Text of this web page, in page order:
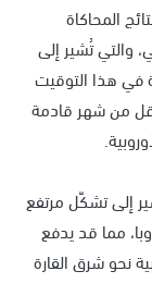
المحاكاة
والتي تُشير إلى
في هذا التوقيت
من شهر قادمة
إلى تشكّل مرتفع
مما قد يدفع
نحو شرق القارة